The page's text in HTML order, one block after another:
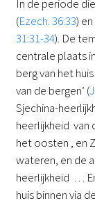
In de periode
(Ezech. 36:33)
31:31-34). De
centrale plaats
berg van het
van de bergen’ (
Sjechina-
heerlijkheid van
het oosten , en
wateren, en de
heerlijkheid …
huis binnen via